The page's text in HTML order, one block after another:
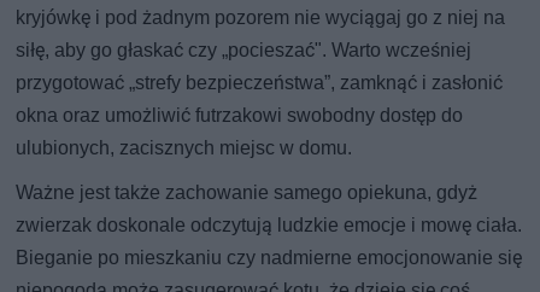
kryjówkę i pod żadnym pozorem nie wyciągaj go z niej na
siłę, aby go głaskać czy „pocieszać". Warto wcześniej
przygotować „strefy bezpieczeństwa”, zamknąć i zasłonić
okna oraz umożliwić futrzakowi swobodny dostęp do
ulubionych, zacisznych miejsc w domu.
Ważne jest także zachowanie samego opiekuna, gdyż
zwierzak doskonale odczytują ludzkie emocje i mowę ciała.
Bieganie po mieszkaniu czy nadmierne emocjonowanie się